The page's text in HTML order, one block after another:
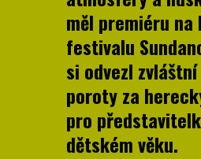
měl premiéru na
festivalu
si odvezl
poroty za
pro
dětském věku.